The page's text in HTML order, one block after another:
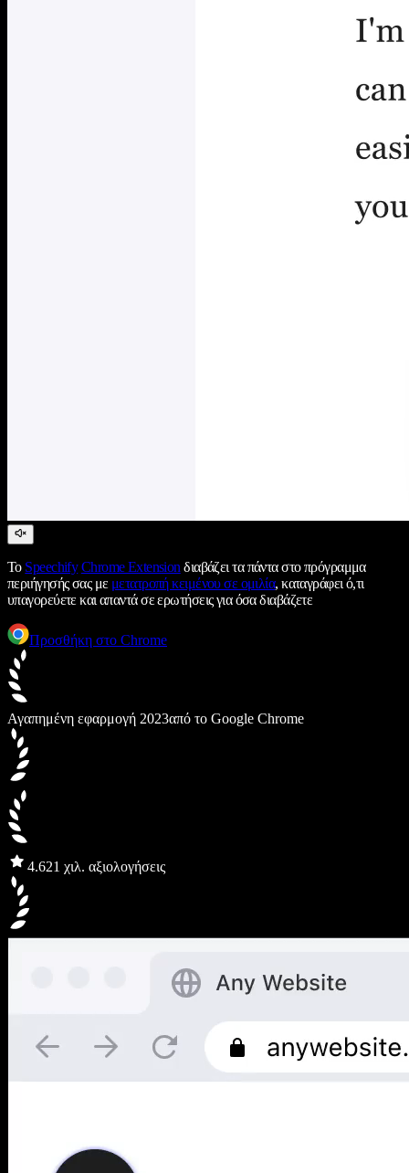
Το Speechify Chrome Extension διαβάζει τα πάντα στο πρόγραμμα
περιήγησής σας με μετατροπή κειμένου σε ομιλία, καταγράφει ό,τι
υπαγορεύετε και απαντά σε ερωτήσεις για όσα διαβάζετε
Προσθήκη στο Chrome
Αγαπημένη εφαρμογή 2023από το Google Chrome
4.621 χιλ. αξιολογήσεις